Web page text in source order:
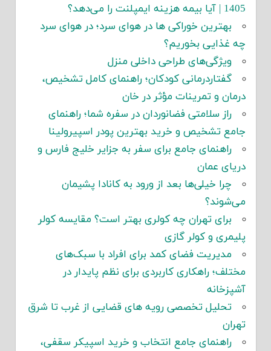
1405 | آیا بیمه هزینه ایمپلنت را می‌دهد؟
بهترین خوراکی ها در هوای سرد؛ در هوای سرد
چه غذایی بخوریم؟
ویژگی‌های طراحی داخلی منزل
گفتاردرمانی کودکان؛ راهنمای کامل تشخیص،
درمان و تمرینات مؤثر در خان
راز سلامتی فضانوردان در سفره شما؛ راهنمای
جامع تشخیص و خرید بهترین پودر اسپیرولینا
راهنمای جامع برای سفر به جزایر خلیج فارس و
دریای عمان
چرا خیلی‌ها بعد از ورود به کانادا پشیمان
می‌شوند؟
برای تهران چه کولری بهتر است؟ مقایسه کولر
پلیمری و کولر گازی
مدیریت فضای کمد برای افراد با سبک‌های
مختلف؛ راهکاری کاربردی برای نظم پایدار در
آشپزخانه
تحلیل تخصصی رویه های قضایی از غرب تا شرق
تهران
راهنمای جامع انتخاب و خرید اسپیکر سقفی،